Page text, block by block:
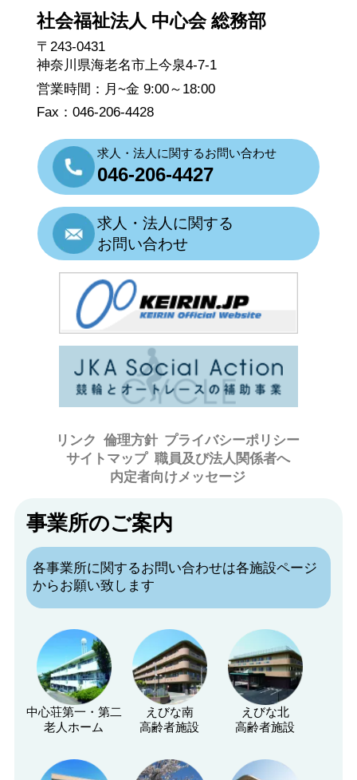
社会福祉法人 中心会 総務部
〒243-0431
神奈川県海老名市上今泉4-7-1
営業時間：月~金 9:00～18:00
Fax：046-206-4428
求人・法人に関するお問い合わせ
046-206-4427
求人・法人に関する
お問い合わせ
リンク 倫理方針 プライバシーポリシー
サイトマップ 職員及び法人関係者へ
内定者向けメッセージ
事業所のご案内
各事業所に関するお問い合わせは各施設ページ
からお願い致します
中心荘第一・第二
老人ホーム
えびな南
高齢者施設
えびな北
高齢者施設